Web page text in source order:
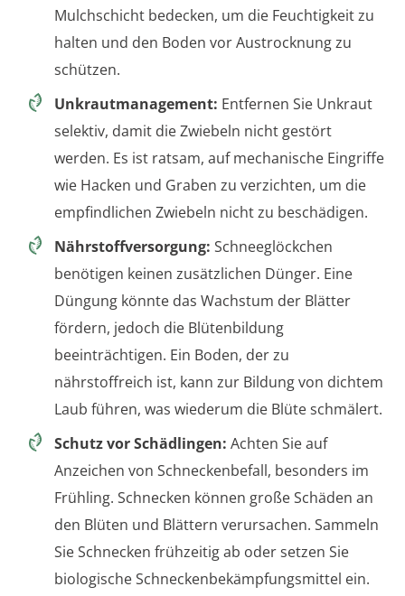
Mulchschicht bedecken, um die Feuchtigkeit zu
halten und den Boden vor Austrocknung zu
schützen.
Unkrautmanagement: Entfernen Sie Unkraut
selektiv, damit die Zwiebeln nicht gestört
werden. Es ist ratsam, auf mechanische Eingriffe
wie Hacken und Graben zu verzichten, um die
empfindlichen Zwiebeln nicht zu beschädigen.
Nährstoffversorgung: Schneeglöckchen
benötigen keinen zusätzlichen Dünger. Eine
Düngung könnte das Wachstum der Blätter
fördern, jedoch die Blütenbildung
beeinträchtigen. Ein Boden, der zu
nährstoffreich ist, kann zur Bildung von dichtem
Laub führen, was wiederum die Blüte schmälert.
Schutz vor Schädlingen: Achten Sie auf
Anzeichen von Schneckenbefall, besonders im
Frühling. Schnecken können große Schäden an
den Blüten und Blättern verursachen. Sammeln
Sie Schnecken frühzeitig ab oder setzen Sie
biologische Schneckenbekämpfungsmittel ein.